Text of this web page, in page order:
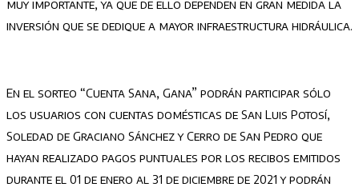
muy importante, ya que de ello dependen en gran medida la
inversión que se dedique a mayor infraestructura hidráulica.
En el sorteo “Cuenta Sana, Gana” podrán participar sólo
los usuarios con cuentas domésticas de San Luis Potosí,
Soledad de Graciano Sánchez y Cerro de San Pedro que
hayan realizado pagos puntuales por los recibos emitidos
durante el 01 de enero al 31 de diciembre de 2021 y podrán